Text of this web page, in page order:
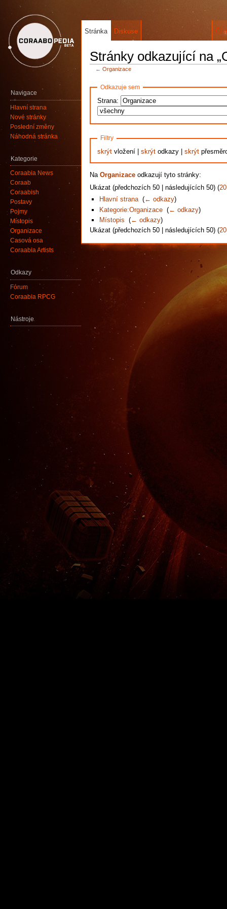
Stránky odkazující na
← Organizace
Odkazuje sem
Strana:
Filtry
skrýtvložení | skrýtodkazy | skrýt
Na Organizace odkazují tyto stránky:
Ukázat (předchozích 50 | následujících 50) (20
Hlavní strana‎(← odkazy)
Kategorie:Organizace ‎(← odkazy)
Místopis ‎(← odkazy)
Ukázat (předchozích 50 | následujících 50) (20
Stránka Diskuse
Navigace
Hlavní strana
Nové stránky
Poslední změny
Náhodná stránka
Kategorie
Coraabia News
Coraab
Coraabish
Postavy
Pojmy
Místopis
Organizace
Časová osa
Coraabia Artists
Odkazy
Fórum
Coraabia RPCG
Nástroje